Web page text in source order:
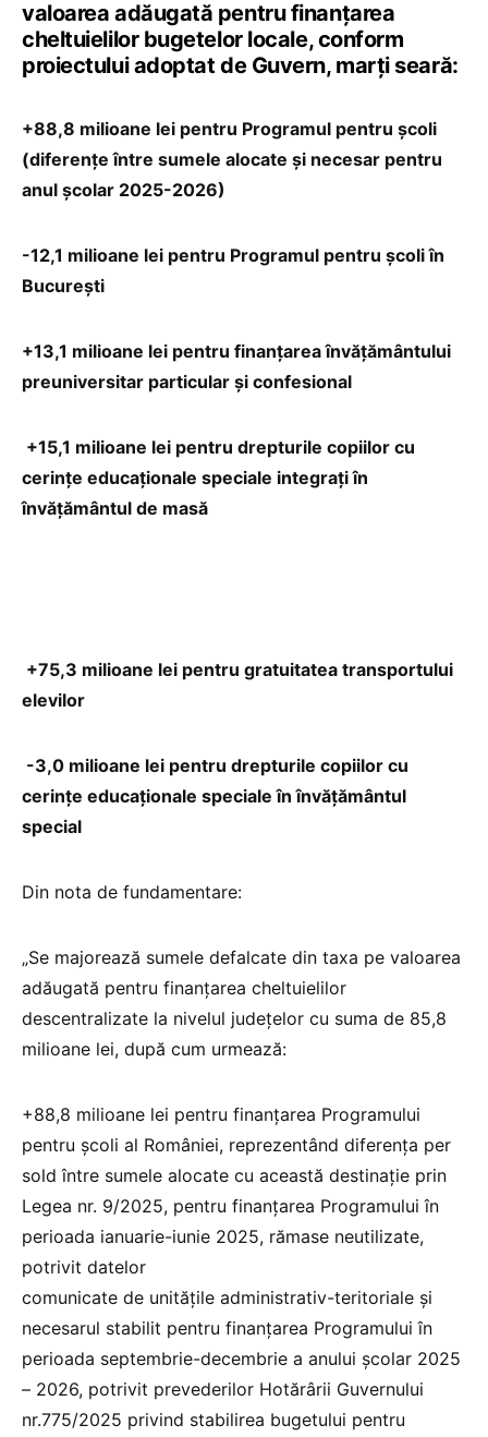
valoarea adăugată pentru finanțarea
cheltuielilor bugetelor locale, conform
proiectului adoptat de Guvern, marți seară:
+88,8 milioane lei pentru Programul pentru școli
(diferențe între sumele alocate și necesar pentru
anul școlar 2025-2026)
-12,1 milioane lei pentru Programul pentru școli în
București
+13,1 milioane lei pentru finanțarea învățământului
preuniversitar particular și confesional
+15,1 milioane lei pentru drepturile copiilor cu
cerințe educaționale speciale integrați în
învățământul de masă
+75,3 milioane lei pentru gratuitatea transportului
elevilor
-3,0 milioane lei pentru drepturile copiilor cu
cerințe educaționale speciale în învățământul
special
Din nota de fundamentare:
„Se majorează sumele defalcate din taxa pe valoarea
adăugată pentru finanțarea cheltuielilor
descentralizate la nivelul județelor cu suma de 85,8
milioane lei, după cum urmează:
+88,8 milioane lei pentru finanțarea Programului
pentru școli al României, reprezentând diferenţa per
sold între sumele alocate cu această destinaţie prin
Legea nr. 9/2025, pentru finanțarea Programului în
perioada ianuarie-iunie 2025, rămase neutilizate,
potrivit datelor
comunicate de unitățile administrativ-teritoriale şi
necesarul stabilit pentru finanţarea Programului în
perioada septembrie-decembrie a anului şcolar 2025
– 2026, potrivit prevederilor Hotărârii Guvernului
nr.775/2025 privind stabilirea bugetului pentru